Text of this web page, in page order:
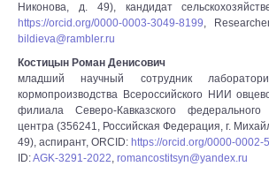
Никонова, д. 49), кандидат
https://orcid.org/0000-0003-3049-8199,
bildieva@rambler.ru
Костицын Роман Денисович
младший научный сотрудник
кормопроизводства Всероссийского НИИ
филиала Северо-Кавказского федерального
центра (356241, Российская Федерация, г.
49), аспирант, ORCID: https://orcid.org/0000-0002-
ID:AGK-3291-2022, romancostitsyn@yandex.ru